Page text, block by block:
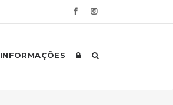
INFORMAÇÕES